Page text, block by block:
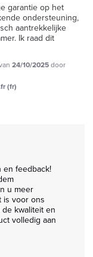
garantie op het
ondersteuning,
aantrekkelijke
Ik raad dit
24/10/2025door
(fr)
u meer
is voor ons
kwaliteit en
volledig aan